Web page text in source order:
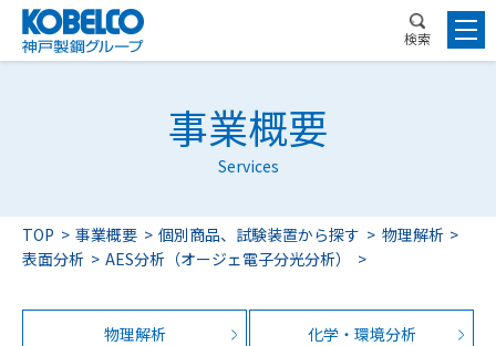
検索
事業概要
Services
TOP 事業概要 個別商品、試験装置から探す
物理解析
表面分析
AES分析（オージェ電子分光分析）
物理解析 化学・環境分析